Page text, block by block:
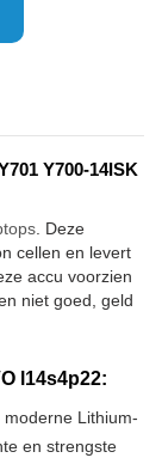
Y700-14ISK
. Deze
cellen en levert
accu voorzien
niet goed, geld
l14s4p22:
Lithium-
en strengste